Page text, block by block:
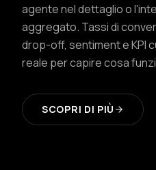
agente nel dettaglio o
aggregato. Tassi di
drop-off, sentiment e KPI
reale per capire cosa
SCOPRI DI PIÙ